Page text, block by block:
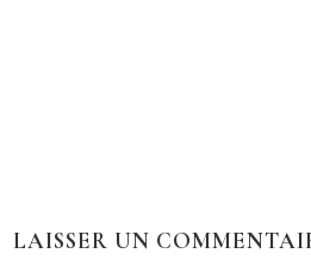
LAISSER UN